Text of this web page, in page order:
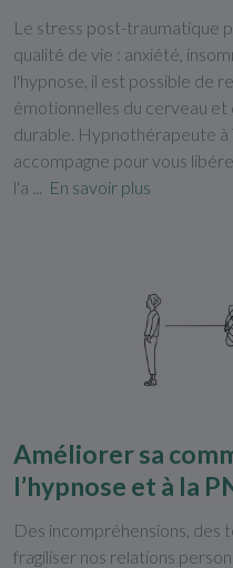
Le stress post-traumatique
qualité de vie : anxiété,
l'hypnose, il est possible de
émotionnelles du cerveau
durable. Hypnothérapeute à
accompagne pour vous
l'a ...
En savoir plus
Améliorer sa
l’hypnose et à la
Des incompréhensions, des
fragiliser nos relations